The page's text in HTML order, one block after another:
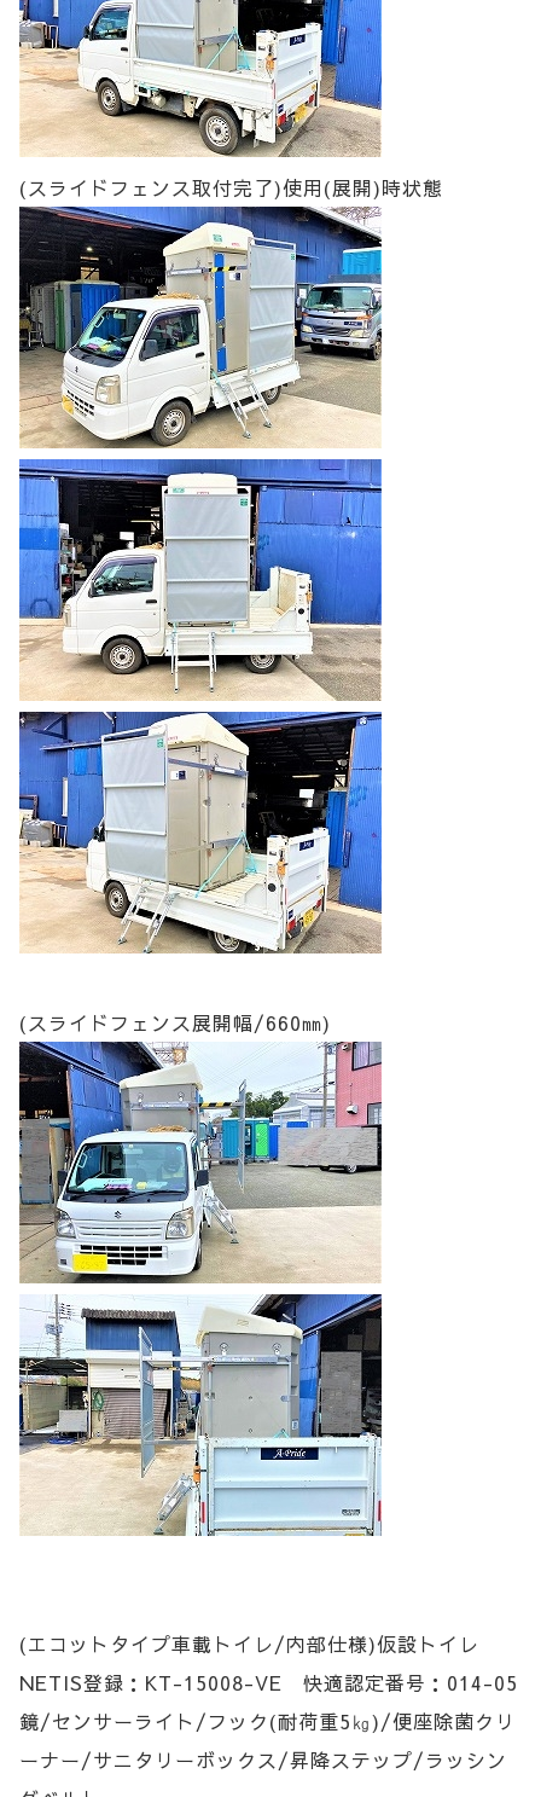
(スライドフェンス取付完了)使用(展開)時状態
(スライドフェンス展開幅/660㎜)
(エコットタイプ車載トイレ/内部仕様)仮設トイレ
NETIS登録：KT-15008-VE 快適認定番号：014-05
鏡/センサーライト/フック(耐荷重5㎏)/便座除菌クリ
ーナー/サニタリーボックス/昇降ステップ/ラッシン